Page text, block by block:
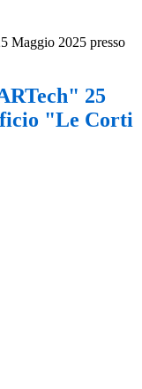
Maggio 2025 presso
25
"Le Corti